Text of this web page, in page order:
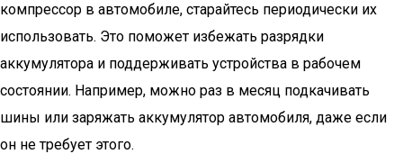
компрессор в автомобиле, старайтесь периодически их
использовать. Это поможет избежать разрядки
аккумулятора и поддерживать устройства в рабочем
состоянии. Например, можно раз в месяц подкачивать
шины или заряжать аккумулятор автомобиля, даже если
он не требует этого.